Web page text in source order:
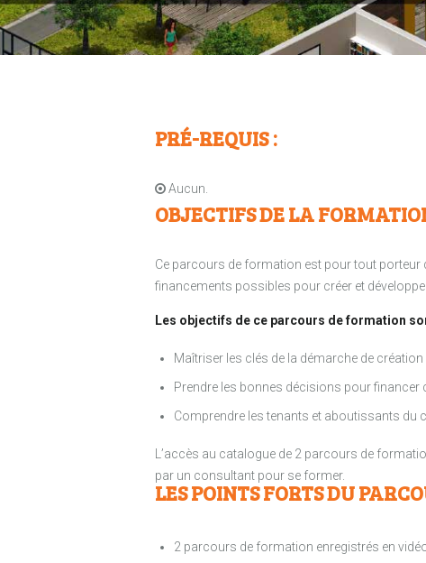
PRÉ-REQUIS :
Aucun.
OBJECTIFS DE LA
Ce parcours de formation est pour tout porteur
financements possibles pour créer et
Les objectifs de ce parcours de formation
Maîtriser les clés de la démarche de
Prendre les bonnes décisions pour financer
Comprendre les tenants et aboutissants du
L’accès au catalogue de 2 parcours de
par un consultant pour se former.
LES POINTS FORTS DU
2 parcours de formation enregistrés en